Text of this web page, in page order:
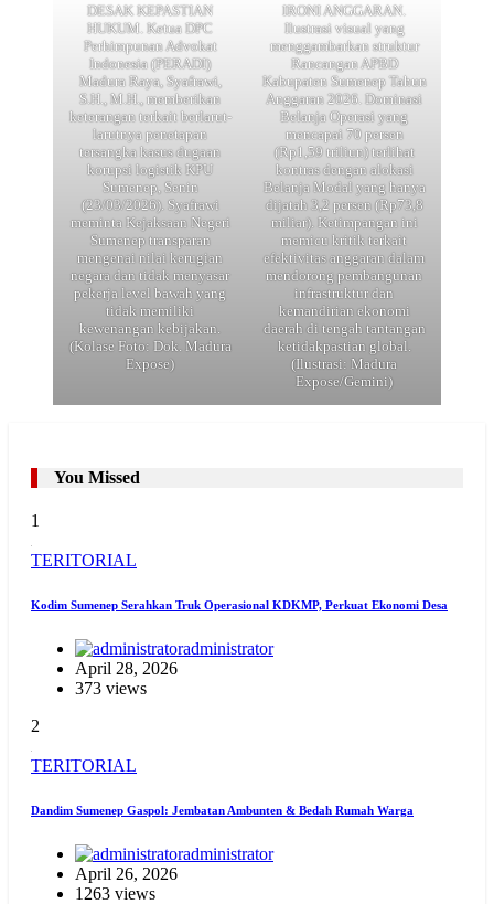
DESAK KEPASTIAN
HUKUM. Ketua DPC
Perhimpunan Advokat
Indonesia (PERADI)
Madura Raya, Syafrawi,
S.H., M.H., memberikan
keterangan terkait berlarut-
larutnya penetapan
tersangka kasus dugaan
korupsi logistik KPU
Sumenep, Senin
(23/03/2026). Syafrawi
meminta Kejaksaan Negeri
Sumenep transparan
mengenai nilai kerugian
negara dan tidak menyasar
pekerja level bawah yang
tidak memiliki
kewenangan kebijakan.
(Kolase Foto: Dok. Madura
Expose)
IRONI ANGGARAN.
Ilustrasi visual yang
menggambarkan struktur
Rancangan APBD
Kabupaten Sumenep Tahun
Anggaran 2026. Dominasi
Belanja Operasi yang
mencapai 70 persen
(Rp1,59 triliun) terlihat
kontras dengan alokasi
Belanja Modal yang hanya
dijatah 3,2 persen (Rp73,8
miliar). Ketimpangan ini
memicu kritik terkait
efektivitas anggaran dalam
mendorong pembangunan
infrastruktur dan
kemandirian ekonomi
daerah di tengah tantangan
ketidakpastian global.
(Ilustrasi: Madura
Expose/Gemini)
You Missed
1
TERITORIAL
Kodim Sumenep Serahkan Truk Operasional KDKMP, Perkuat Ekonomi Desa
administrator
April 28, 2026
373 views
2
TERITORIAL
Dandim Sumenep Gaspol: Jembatan Ambunten & Bedah Rumah Warga
administrator
April 26, 2026
1263 views